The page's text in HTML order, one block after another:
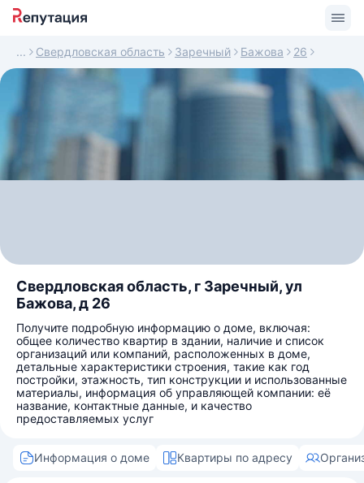
Свердловская область Заречный Бажова 26
Свердловская область, г Заречный, ул
Бажова, д 26
Получите подробную информацию о доме, включая:
общее количество квартир в здании, наличие и список
организаций или компаний, расположенных в доме,
детальные характеристики строения, такие как год
постройки, этажность, тип конструкции и использованные
материалы, информация об управляющей компании: её
название, контактные данные, и качество
предоставляемых услуг
Информация о доме Квартиры по адресу